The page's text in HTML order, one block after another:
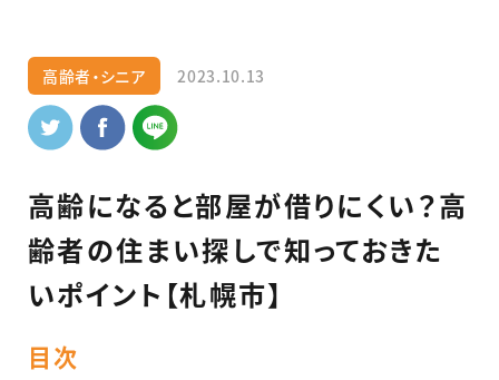
高齢者・シニア 2023.10.13
高齢になると部屋が借りにくい？高
齢者の住まい探しで知っておきた
いポイント【札幌市】
目次